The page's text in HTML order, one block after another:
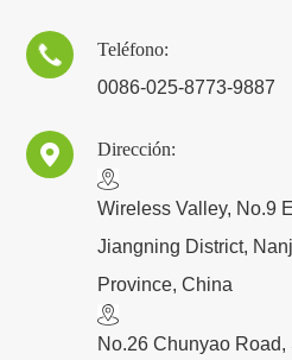

Teléfono:
0086-025-8773-9887
 Dirección:
​Wireless Valley, No.9
Jiangning District,
Province, China
No.26 Chunyao